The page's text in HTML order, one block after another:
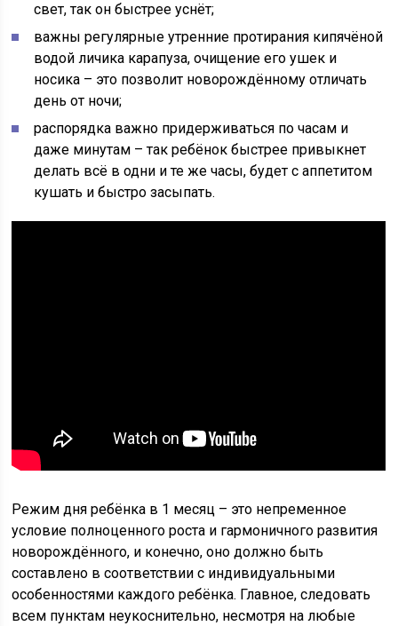
свет, так он быстрее уснёт;
важны регулярные утренние протирания кипячёной
водой личика карапуза, очищение его ушек и
носика – это позволит новорождённому отличать
день от ночи;
распорядка важно придерживаться по часам и
даже минутам – так ребёнок быстрее привыкнет
делать всё в одни и те же часы, будет с аппетитом
кушать и быстро засыпать.
Режим дня ребёнка в 1 месяц – это непременное
условие полноценного роста и гармоничного развития
новорождённого, и конечно, оно должно быть
составлено в соответствии с индивидуальными
особенностями каждого ребёнка. Главное, следовать
всем пунктам неукоснительно, несмотря на любые